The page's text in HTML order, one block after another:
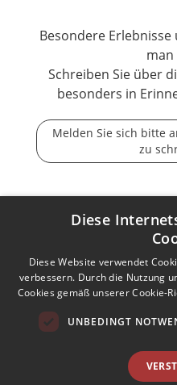
Besondere
man
Schreiben Sie über
besonders in
Melden Sie sich bitte
zu
Der Tod ist nicht das Ende,
Kontakt zum Autor aufnehmen
Barriere
Diese
Diese Website verwendet
verbessern. Durch die Nutzung
Cookies gemäß unserer Cookie-
UNBEDINGT